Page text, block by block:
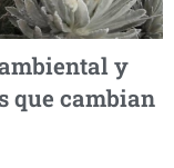
y
que cambian